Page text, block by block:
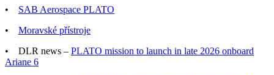
• SAB Aerospace PLATO
• Moravské přístroje
• DLR news – PLATO mission to launch in late 2026 onboard
Ariane 6